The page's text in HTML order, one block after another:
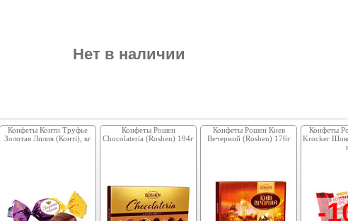
Нет в наличии
Конфеты Конти Труфье
Золотая Лилия (Конті), кг
Конфеты Рошен
Chocolateria (Roshen) 194г
Конфеты Рошен Киев
Вечерний (Roshen) 176г
Конфеты
Krocker
-